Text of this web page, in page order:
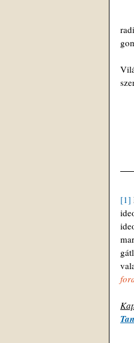
[1]